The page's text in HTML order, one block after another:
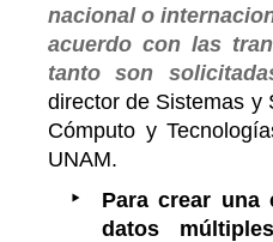
nacional o
acuerdo con las
tanto son
director de Sistemas y
Cómputo y
UNAM.
Para crear una
datos